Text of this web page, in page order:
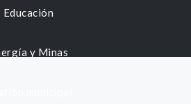
Educación
y Minas